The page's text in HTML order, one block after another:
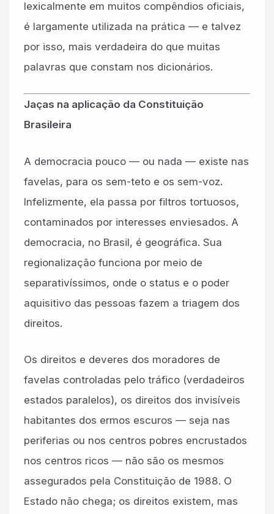
lexicalmente em muitos compêndios oficiais,
é largamente utilizada na prática — e talvez
por isso, mais verdadeira do que muitas
palavras que constam nos dicionários.
Jaças na aplicação da Constituição
Brasileira
A democracia pouco — ou nada — existe nas
favelas, para os sem-teto e os sem-voz.
Infelizmente, ela passa por filtros tortuosos,
contaminados por interesses enviesados. A
democracia, no Brasil, é geográfica. Sua
regionalização funciona por meio de
separativíssimos, onde o status e o poder
aquisitivo das pessoas fazem a triagem dos
direitos.
Os direitos e deveres dos moradores de
favelas controladas pelo tráfico (verdadeiros
estados paralelos), os direitos dos invisíveis
habitantes dos ermos escuros — seja nas
periferias ou nos centros pobres encrustados
nos centros ricos — não são os mesmos
assegurados pela Constituição de 1988. O
Estado não chega; os direitos existem, mas